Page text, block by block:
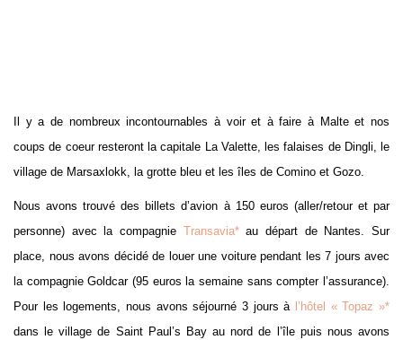
Il y a de nombreux incontournables à voir et à faire à Malte et nos
coups de coeur resteront la capitale La Valette, les falaises de Dingli, le
village de Marsaxlokk, la grotte bleu et les îles de Comino et Gozo.
Nous avons trouvé des billets d’avion à 150 euros (aller/retour et par
personne) avec la compagnie Transavia*au départ de Nantes. Sur
place, nous avons décidé de louer une voiture pendant les 7 jours avec
la compagnie Goldcar (95 euros la semaine sans compter l’assurance).
Pour les logements, nous avons séjourné 3 jours à l’hôtel « Topaz »*
dans le village de Saint Paul’s Bay au nord de l’île puis nous avons